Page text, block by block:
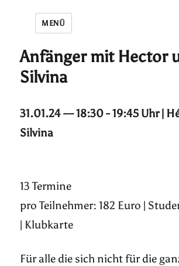
MENÜ
Anfänger mit Hector
Silvina
31.01.24 — 18:30 - 19:45 Uhr |
Silvina
13 Termine
pro Teilnehmer: 182 Euro |
| Klubkarte
Für alle die sich nicht für die